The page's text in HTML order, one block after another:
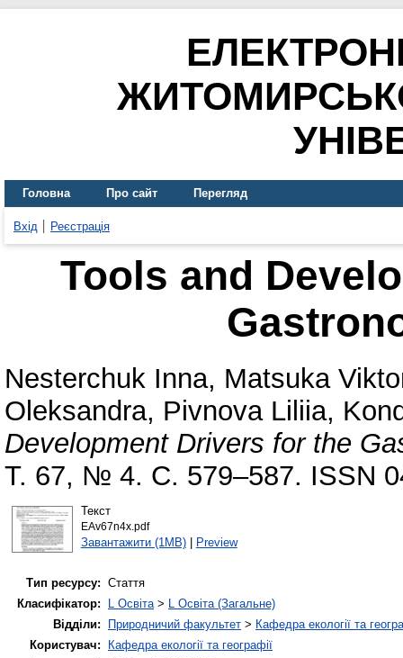
Головна Про сайт Перегляд
Вхід Реєстрація
Tools and
Nesterchuk Inna, Matsuka
Oleksandra, Pivnova Liliia,
Development Drivers for the
Т. 67, № 4. С. 579–587. ISSN
Текст
EAv67n4x.pdf
Завантажити (1MB)| Preview
Тип ресурсу: Стаття
Класифікатор:
L Освіта> L Освіта (Загальне)
Відділи:
Природничий факультет > Кафедра екології та
Користувач:
Кафедра екології та географії